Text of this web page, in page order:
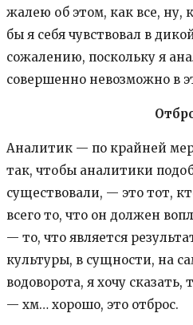
жалею об этом, как все, ну,
бы я себя чувствовал в
сожалению, поскольку я
совершенно невозможно в
Аналитик — по крайней
так, чтобы аналитики
существовали, — это тот,
всего то, что он должен
— то, что является
культуры, в сущности, на
водоворота, я хочу сказать,
— хм… хорошо, это отброс.